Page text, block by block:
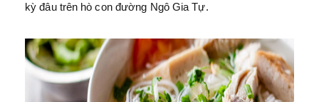
kỳ đâu trên hò con đường Ngô Gia Tự.